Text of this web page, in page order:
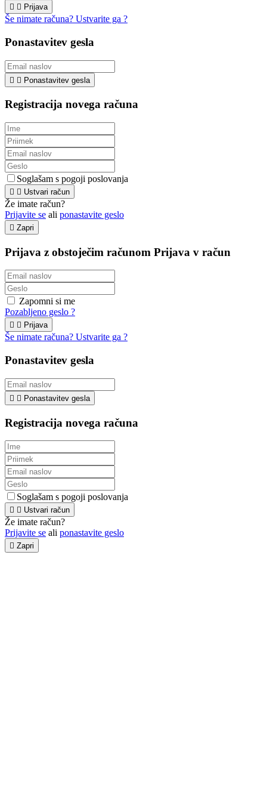
  Prijava
Še nimate računa? Ustvarite ga ?
Ponastavitev gesla
  Ponastavitev gesla
Registracija novega računa
Soglašam s pogoji poslovanja
  Ustvari račun
Že imate račun?
Prijavite se ali ponastavite geslo
 Zapri
Prijava z obstoječim računom Prijava v račun
Zapomni si me
Pozabljeno geslo ?
  Prijava
Še nimate računa? Ustvarite ga ?
Ponastavitev gesla
  Ponastavitev gesla
Registracija novega računa
Soglašam s pogoji poslovanja
  Ustvari račun
Že imate račun?
Prijavite se ali ponastavite geslo
 Zapri